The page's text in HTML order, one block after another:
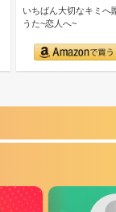
いちばん大切なキミへ
うた~恋人へ~